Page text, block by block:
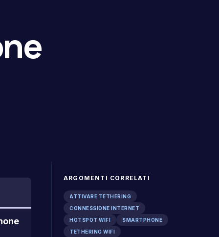
ARGOMENTI CORRELATI
ATTIVARE TETHERING
CONNESSIONE INTERNET
HOTSPOT WIFI
SMARTPHONE
TETHERING WIFI